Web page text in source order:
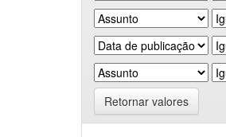
Retornar valores